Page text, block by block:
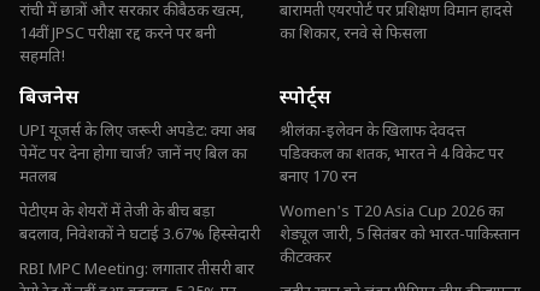
रांची में छात्रों और सरकार की बैठक खत्म,
14वीं JPSC परीक्षा रद्द करने पर बनी
सहमति!
बारामती एयरपोर्ट पर प्रशिक्षण विमान हादसे
का शिकार, रनवे से फिसला
बिजनेस
UPI यूजर्स के लिए जरूरी अपडेट: क्या अब
पेमेंट पर देना होगा चार्ज? जानें नए बिल का
मतलब
पेटीएम के शेयरों में तेजी के बीच बड़ा
बदलाव, निवेशकों ने घटाई 3.67% हिस्सेदारी
RBI MPC Meeting: लगातार तीसरी बार
स्पोर्ट्स
श्रीलंका-इलेवन के खिलाफ देवदत्त
पडिक्कल का शतक, भारत ने 4 विकेट पर
बनाए 170 रन
Women's T20 Asia Cup 2026 का
शेड्यूल जारी, 5 सितंबर को भारत-पाकिस्तान
की टक्कर